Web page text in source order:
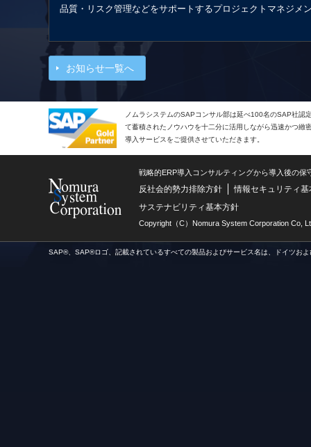
品質・リスク管理などをサポートするプロジェクトマネジメ
お知らせ一覧へ
ノムラシステムのSAPコンサル部は延べ100名のSAP社認
て蓄積されたノウハウを十二分に活用しながら迅速かつ緻
導入サービスをご提供させていただきます。
戦略的ERP導入コンサルティングから導入後の
反社会的勢力排除方針
情報セキュリティ基
サステナビリティ基本方針
Copyright（C）Nomura System Corporation Co,
SAP®、SAP®ロゴ、記載されているすべての製品およびサービス名は、ドイツお